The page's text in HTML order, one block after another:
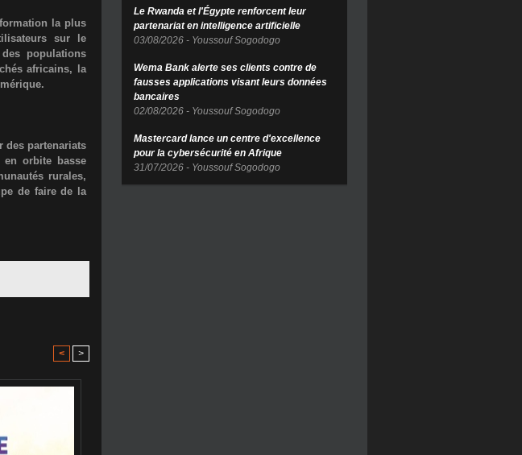
la plus
sur le
populations
africains, la
des partenariats
orbite basse
rurales,
de faire de la
< >
Le Rwanda et l'Égypte renforcent leur
partenariat en intelligence artificielle
03/08/2026 - Youssouf Sogodogo
Wema Bank alerte ses clients contre de
fausses applications visant leurs données
bancaires
02/08/2026 - Youssouf Sogodogo
Mastercard lance un centre d'excellence
pour la cybersécurité en Afrique
31/07/2026 - Youssouf Sogodogo